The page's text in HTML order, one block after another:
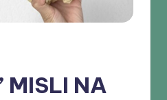
MISLI NA